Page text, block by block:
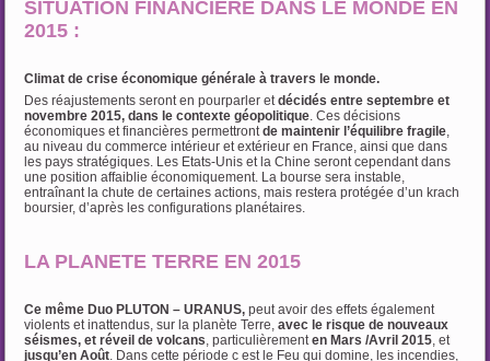
SITUATION FINANCIERE DANS LE MONDE EN
2015 :
Climat de crise économique générale à travers le monde.
Des réajustements seront en pourparler etdécidés entre septembre et
novembre 2015, dans le contexte géopolitique. Ces décisions
économiques et financières permettrontde maintenir l’équilibre fragile,
au niveau du commerce intérieur et extérieur en France, ainsi que dans
les pays stratégiques. Les Etats-Unis et la Chine seront cependant dans
une position affaiblie économiquement. La bourse sera instable,
entraînant la chute de certaines actions, mais restera protégée d’un krach
boursier, d’après les configurations planétaires.
LA PLANETE TERRE EN 2015
Ce même Duo PLUTON – URANUS, peut avoir des effets également
violents et inattendus, sur la planète Terre,avec le risque de nouveaux
séismes, et réveil de volcans, particulièrementen Mars /Avril 2015, et
jusqu’en Août. Dans cette période c est le Feu qui domine, les incendies,